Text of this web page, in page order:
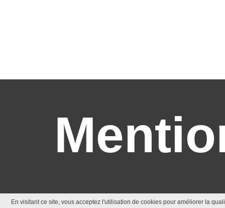
En visitant ce site, vous acceptez l'utilisation de cookies pour améliorer la